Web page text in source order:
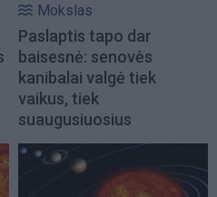
Mokslas
Paslaptis tapo dar
baisesnė: senovės
kanibalai valgė tiek
vaikus, tiek
suaugusiuosius